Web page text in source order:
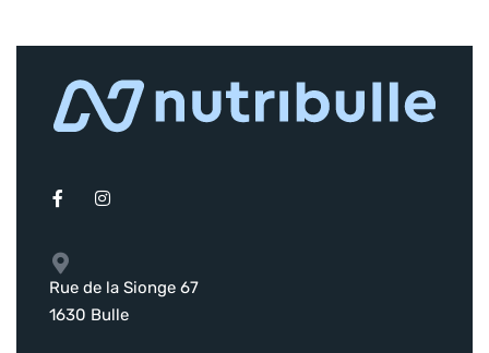
Rue de la Sionge 67
1630 Bulle